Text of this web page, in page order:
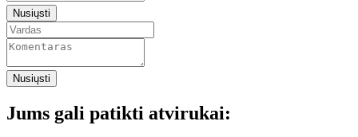
Nusiųsti
Nusiųsti
Jums gali patikti atvirukai: